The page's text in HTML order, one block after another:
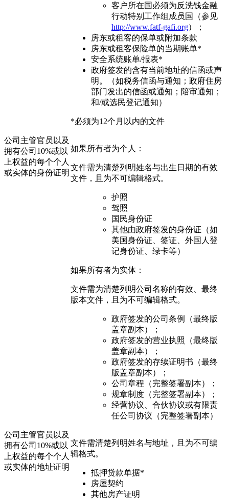
客户所在国必须为反洗钱金融
行动特别工作组成员国（参见
http://www.fatf-gafi.org）；
房东或租客的保单或附加条款
房东或租客保险单的当期账单*
安全系统账单/报表*
政府签发的含有当前地址的信函或声
明。（如税务信函与通知；政府住房
部门发出的信函或通知；陪审通知；
和/或选民登记通知）
*必须为12个月以内的文件
公司主管官员以及
拥有公司10%或以
上权益的每个个人
或实体的身份证明
如果所有者为个人：
文件需为清楚列明姓名与出生日期的有效
文件，且为不可编辑格式。
护照
驾照
国民身份证
其他由政府签发的身份证（如
美国身份证、签证、外国人登
记身份证、绿卡等）
如果所有者为实体：
文件需为清楚列明公司名称的有效、最终
版本文件，且为不可编辑格式。
政府签发的公司条例（最终版
盖章副本）；
政府签发的营业执照（最终版
盖章副本）；
政府签发的存续证明书（最终
版盖章副本）；
公司章程（完整签署副本）；
规章制度（完整签署副本）；
经营协议、合伙协议或有限责
任公司协议（完整签署副本）
公司主管官员以及
拥有公司10%或以
上权益的每个个人
或实体的地址证明
文件需清楚列明姓名与地址，且为不可编
辑格式。
抵押贷款单据*
房屋契约
其他房产证明